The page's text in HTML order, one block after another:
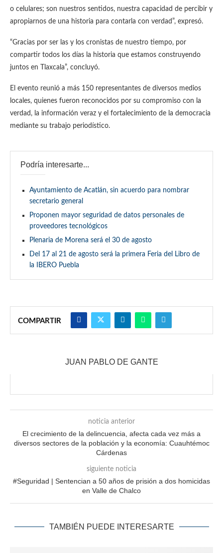
o celulares; son nuestros sentidos, nuestra capacidad de percibir y
apropiarnos de una historia para contarla con verdad”, expresó.
“Gracias por ser las y los cronistas de nuestro tiempo, por
compartir todos los días la historia que estamos construyendo
juntos en Tlaxcala”, concluyó.
El evento reunió a más 150 representantes de diversos medios
locales, quienes fueron reconocidos por su compromiso con la
verdad, la información veraz y el fortalecimiento de la democracia
mediante su trabajo periodístico.
Podría interesarte...
Ayuntamiento de Acatlán, sin acuerdo para nombrar
secretario general
Proponen mayor seguridad de datos personales de
proveedores tecnológicos
Plenaria de Morena será el 30 de agosto
Del 17 al 21 de agosto será la primera Feria del Libro de
la IBERO Puebla
COMPARTIR
JUAN PABLO DE GANTE
noticia anterior
El crecimiento de la delincuencia, afecta cada vez más a
diversos sectores de la población y la economía: Cuauhtémoc
Cárdenas
siguiente noticia
#Seguridad | Sentencian a 50 años de prisión a dos homicidas
en Valle de Chalco
TAMBIÉN PUEDE INTERESARTE